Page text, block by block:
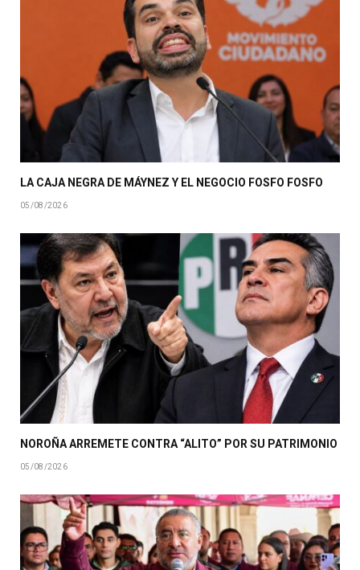
LA CAJA NEGRA DE MÁYNEZ Y EL NEGOCIO FOSFO FOSFO
05/08/2026
NOROÑA ARREMETE CONTRA “ALITO” POR SU PATRIMONIO
05/08/2026